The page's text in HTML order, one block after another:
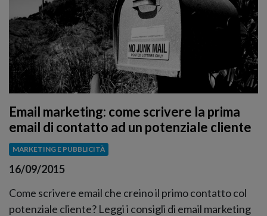
Email marketing: come scrivere la prima
email di contatto ad un potenziale cliente
MARKETING E PUBBLICITÀ
16/09/2015
Come scrivere email che creino il primo contatto col
potenziale cliente? Leggi i consigli di email marketing